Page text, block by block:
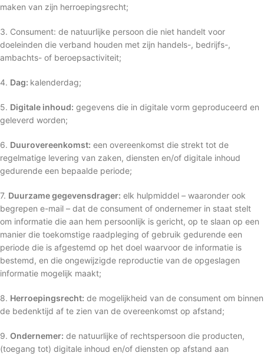
maken van zijn herroepingsrecht;
3. Consument: de natuurlijke persoon die niet handelt voor
doeleinden die verband houden met zijn handels-, bedrijfs-,
ambachts- of beroepsactiviteit;
4. Dag: kalenderdag;
5. Digitale inhoud: gegevens die in digitale vorm geproduceerd en
geleverd worden;
6. Duurovereenkomst: een overeenkomst die strekt tot de
regelmatige levering van zaken, diensten en/of digitale inhoud
gedurende een bepaalde periode;
7. Duurzame gegevensdrager: elk hulpmiddel – waaronder ook
begrepen e-mail – dat de consument of ondernemer in staat stelt
om informatie die aan hem persoonlijk is gericht, op te slaan op een
manier die toekomstige raadpleging of gebruik gedurende een
periode die is afgestemd op het doel waarvoor de informatie is
bestemd, en die ongewijzigde reproductie van de opgeslagen
informatie mogelijk maakt;
8. Herroepingsrecht: de mogelijkheid van de consument om binnen
de bedenktijd af te zien van de overeenkomst op afstand;
9. Ondernemer: de natuurlijke of rechtspersoon die producten,
(toegang tot) digitale inhoud en/of diensten op afstand aan